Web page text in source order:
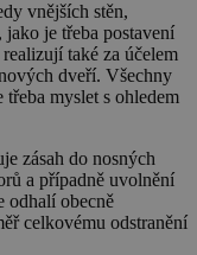
vnějších stěn,
je třeba postavení
také za účelem
dveří. Všechny
myslet s ohledem
zásah do nosných
a případně uvolnění
odhalí obecně
celkovému odstranění